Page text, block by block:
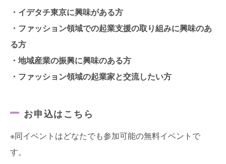
・イデタチ東京に興味がある方
・ファッション領域での起業支援の取り組みに興味のあ
る方
・地域産業の振興に興味のある方
・ファッション領域の起業家と交流したい方
お申込はこちら
※同イベントはどなたでも参加可能の無料イベントで
す。